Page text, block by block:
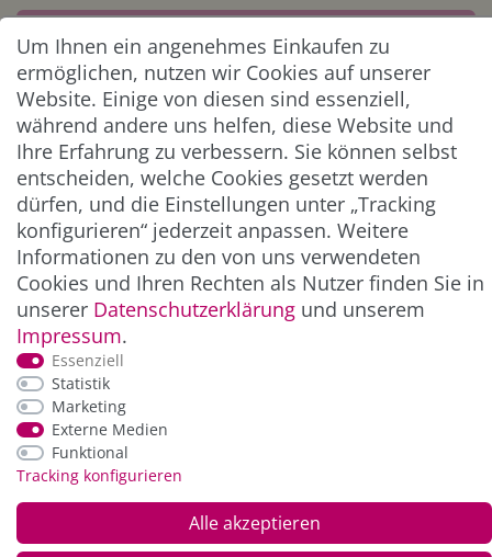
** Hierbei handelt es sich um ein Pflichtfeld.
ZAHLUNG & VERSAND
*Alle Preise inkl. der gesetzl. MwSt. zzgl.
und Versandkosten
Um Ihnen ein angenehmes Einkaufen zu
ermöglichen, nutzen wir Cookies auf unserer
Website. Einige von diesen sind essenziell,
während andere uns helfen, diese Website und
Ihre Erfahrung zu verbessern. Sie können selbst
entscheiden, welche Cookies gesetzt werden
dürfen, und die Einstellungen unter „Tracking
konfigurieren“ jederzeit anpassen. Weitere
Informationen zu den von uns verwendeten
Cookies und Ihren Rechten als Nutzer finden Sie in
unserer Daten­schutz­erklärung und unserem
Impressum.
Essenziell
Statistik
Marketing
Externe Medien
Funktional
Tracking konfigurieren
Alle akzeptieren
© Copyright 2026 Alle Rechte vorbehalten. |